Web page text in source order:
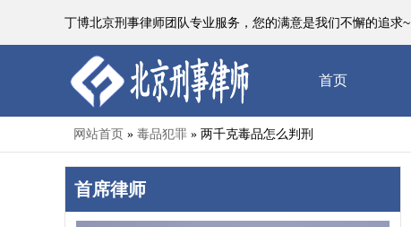
丁博北京刑事律师团队专业服务，您的满意是我们不懈的追求~
首页
网站首页 » 毒品犯罪 » 两千克毒品怎么判刑
首席律师